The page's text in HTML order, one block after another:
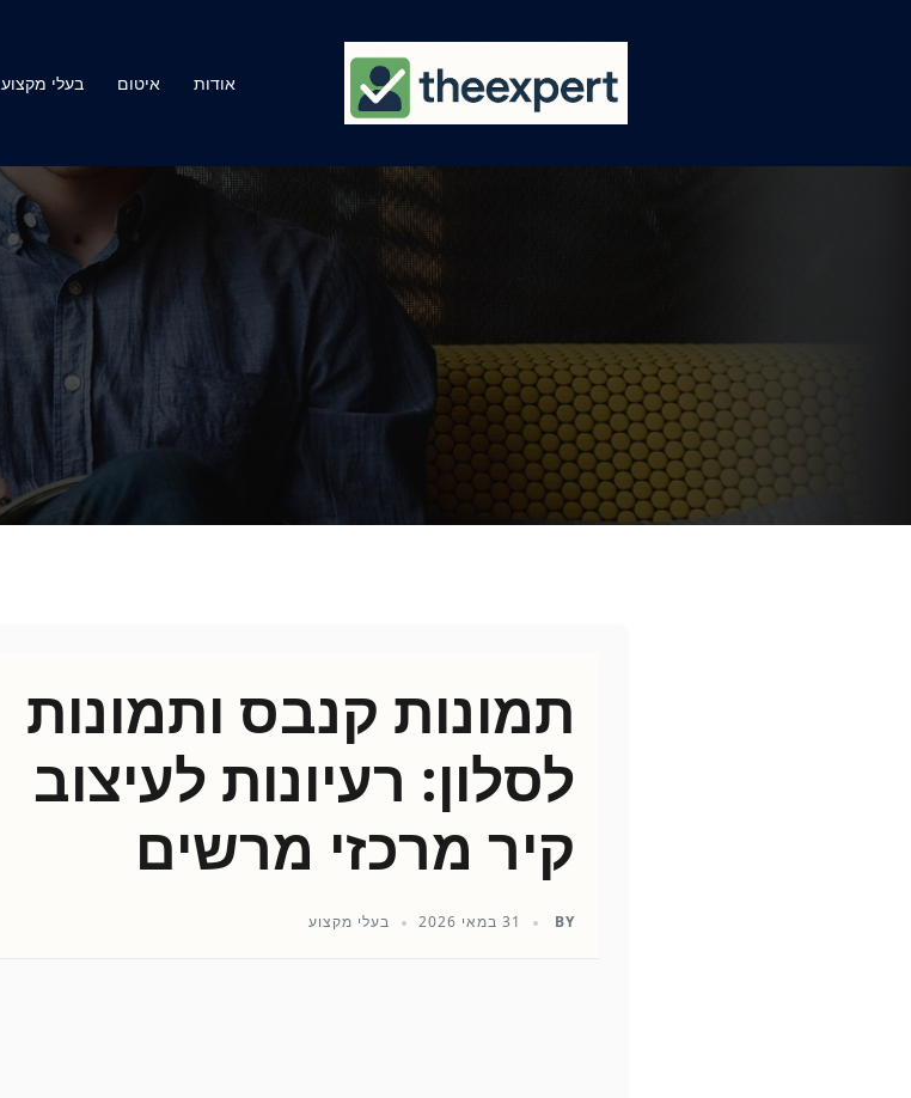
אודות איטום בעלי מקצוע
תמונות קנבס ותמונות
לסלון: רעיונות לעיצוב
קיר מרכזי מרשים
BY 31 במאי 2026 בעלי מקצוע